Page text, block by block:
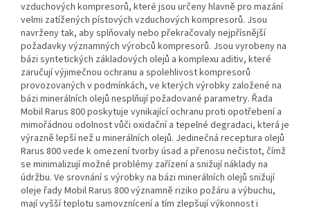
vzduchových kompresorů, které jsou určeny hlavně pro mazání
velmi zatížených pístových vzduchových kompresorů. Jsou
navrženy tak, aby splňovaly nebo překračovaly nejpřísnější
požadavky významných výrobců kompresorů. Jsou vyrobeny na
bázi syntetických základových olejů a komplexu aditiv, které
zaručují výjimečnou ochranu a spolehlivost kompresorů
provozovaných v podmínkách, ve kterých výrobky založené na
bázi minerálních olejů nesplňují požadované parametry. Řada
Mobil Rarus 800 poskytuje vynikající ochranu proti opotřebení a
mimořádnou odolnost vůči oxidační a tepelné degradaci, která je
výrazně lepší než u minerálních olejů. Jedinečná receptura olejů
Rarus 800 vede k omezení tvorby úsad a přenosu nečistot, čímž
se minimalizují možné problémy zařízení a snižují náklady na
údržbu. Ve srovnání s výrobky na bázi minerálních olejů snižují
oleje řady Mobil Rarus 800 významně riziko požáru a výbuchu,
mají vyšší teplotu samovznícení a tím zlepšují výkonnost i